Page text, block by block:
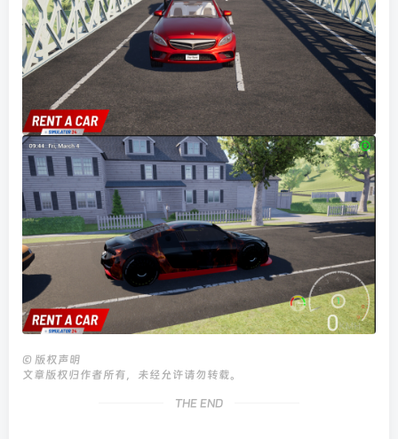
© 版权声明
文章版权归作者所有，未经允许请勿转载。
THE END